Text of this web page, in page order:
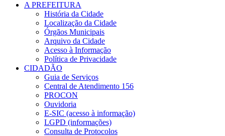
A PREFEITURA
História da Cidade
Localização da Cidade
Órgãos Municipais
Arquivo da Cidade
Acesso à Informação
Política de Privacidade
CIDADÃO
Guia de Serviços
Central de Atendimento 156
PROCON
Ouvidoria
E-SIC (acesso à informação)
LGPD (informações)
Consulta de Protocolos